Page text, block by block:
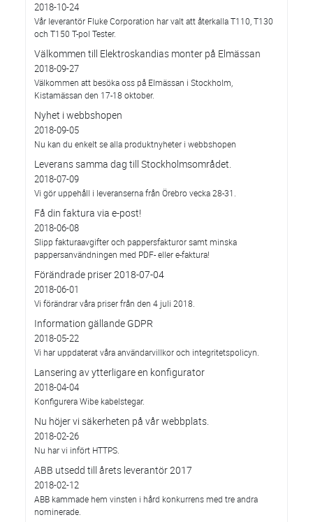
2018-10-24
Vår leverantör Fluke Corporation har valt att återkalla T110, T130
och T150 T-pol Tester.
Välkommen till Elektroskandias monter på Elmässan
2018-09-27
Välkommen att besöka oss på Elmässan i Stockholm,
Kistamässan den 17-18 oktober.
Nyhet i webbshopen
2018-09-05
Nu kan du enkelt se alla produktnyheter i webbshopen
Leverans samma dag till Stockholmsområdet.
2018-07-09
Vi gör uppehåll i leveranserna från Örebro vecka 28-31.
Få din faktura via e-post!
2018-06-08
Slipp fakturaavgifter och pappersfakturor samt minska
pappersanvändningen med PDF- eller e-faktura!
Förändrade priser 2018-07-04
2018-06-01
Vi förändrar våra priser från den 4 juli 2018.
Information gällande GDPR
2018-05-22
Vi har uppdaterat våra användarvillkor och integritetspolicyn.
Lansering av ytterligare en konfigurator
2018-04-04
Konfigurera Wibe kabelstegar.
Nu höjer vi säkerheten på vår webbplats.
2018-02-26
Nu har vi infört HTTPS.
ABB utsedd till årets leverantör 2017
2018-02-12
ABB kammade hem vinsten i hård konkurrens med tre andra
nominerade.